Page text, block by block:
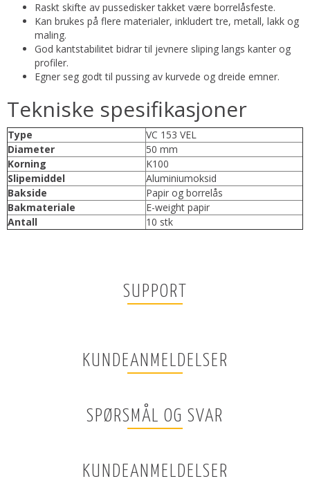
Raskt skifte av pussedisker takket være borrelåsfeste.
Kan brukes på flere materialer, inkludert tre, metall, lakk og
maling.
God kantstabilitet bidrar til jevnere sliping langs kanter og
profiler.
Egner seg godt til pussing av kurvede og dreide emner.
Tekniske spesifikasjoner
Type
VC 153 VEL
Diameter
50 mm
Korning
K100
Slipemiddel
Aluminiumoksid
Bakside
Papir og borrelås
Bakmateriale
E-weight papir
Antall
10 stk
SUPPORT
KUNDEANMELDELSER
SPØRSMÅL OG SVAR
KUNDEANMELDELSER